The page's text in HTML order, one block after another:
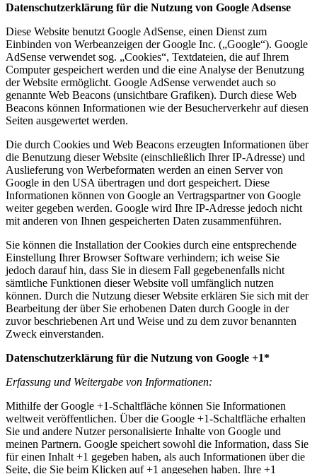
Datenschutzerklärung für die Nutzung von Google Adsense
Diese Website benutzt Google AdSense, einen Dienst zum
Einbinden von Werbeanzeigen der Google Inc. („Google“). Google
AdSense verwendet sog. „Cookies“, Textdateien, die auf Ihrem
Computer gespeichert werden und die eine Analyse der Benutzung
der Website ermöglicht. Google AdSense verwendet auch so
genannte Web Beacons (unsichtbare Grafiken). Durch diese Web
Beacons können Informationen wie der Besucherverkehr auf diesen
Seiten ausgewertet werden.
Die durch Cookies und Web Beacons erzeugten Informationen über
die Benutzung dieser Website (einschließlich Ihrer IP-Adresse) und
Auslieferung von Werbeformaten werden an einen Server von
Google in den USA übertragen und dort gespeichert. Diese
Informationen können von Google an Vertragspartner von Google
weiter gegeben werden. Google wird Ihre IP-Adresse jedoch nicht
mit anderen von Ihnen gespeicherten Daten zusammenführen.
Sie können die Installation der Cookies durch eine entsprechende
Einstellung Ihrer Browser Software verhindern; ich weise Sie
jedoch darauf hin, dass Sie in diesem Fall gegebenenfalls nicht
sämtliche Funktionen dieser Website voll umfänglich nutzen
können. Durch die Nutzung dieser Website erklären Sie sich mit der
Bearbeitung der über Sie erhobenen Daten durch Google in der
zuvor beschriebenen Art und Weise und zu dem zuvor benannten
Zweck einverstanden.
Datenschutzerklärung für die Nutzung von Google +1*
Erfassung und Weitergabe von Informationen:
Mithilfe der Google +1-Schaltfläche können Sie Informationen
weltweit veröffentlichen. Über die Google +1-Schaltfläche erhalten
Sie und andere Nutzer personalisierte Inhalte von Google und
meinen Partnern. Google speichert sowohl die Information, dass Sie
für einen Inhalt +1 gegeben haben, als auch Informationen über die
Seite, die Sie beim Klicken auf +1 angesehen haben. Ihre +1